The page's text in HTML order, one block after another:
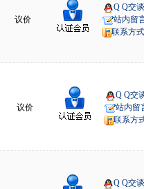
议价
Q Q交谈
站内留
联系方式
议价
Q Q交
站内留
联系方
Q Q交谈